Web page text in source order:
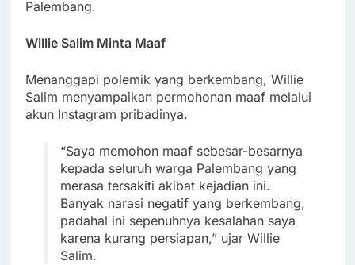
Palembang.
Willie Salim Minta Maaf
Menanggapi polemik yang berkembang, Willie
Salim menyampaikan permohonan maaf melalui
akun Instagram pribadinya.
“Saya memohon maaf sebesar-besarnya
kepada seluruh warga Palembang yang
merasa tersakiti akibat kejadian ini.
Banyak narasi negatif yang berkembang,
padahal ini sepenuhnya kesalahan saya
karena kurang persiapan,” ujar Willie
Salim.